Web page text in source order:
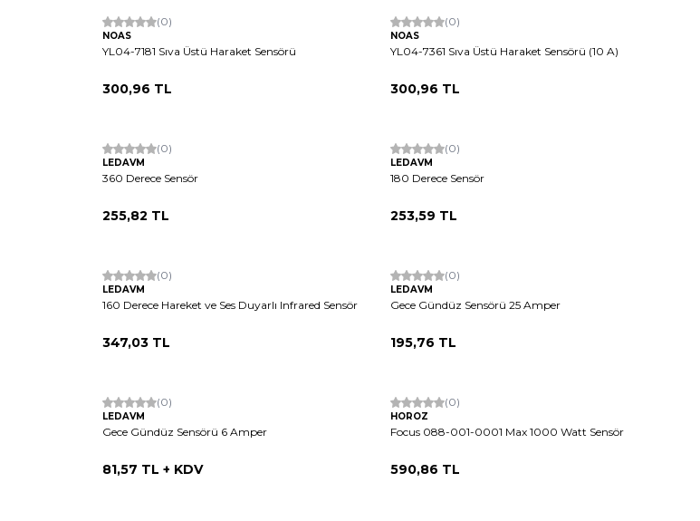
(0)
NOAS
YL04-7181 Sıva Üstü Haraket Sensörü
300,96 TL
(0)
NOAS
YL04-7361 Sıva Üstü Haraket Sensörü (10 A)
300,96 TL
Hızlı Kargo
(0)
LEDAVM
360 Derece Sensör
255,82 TL
(0)
LEDAVM
180 Derece Sensör
253,59 TL
Hızlı Kargo
(0)
LEDAVM
160 Derece Hareket ve Ses Duyarlı Infrared Sensör
347,03 TL
(0)
LEDAVM
Gece Gündüz Sensörü 25 Amper
195,76 TL
Hızlı Kargo
(0)
LEDAVM
Gece Gündüz Sensörü 6 Amper
81,57 TL + KDV
(0)
HOROZ
Focus 088-001-0001 Max 1000 Watt Sensör
590,86 TL